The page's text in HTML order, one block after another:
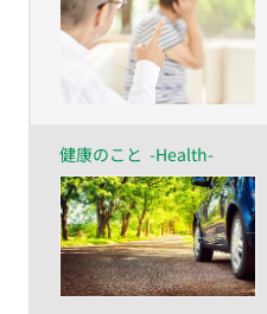
健康のこと -Health-